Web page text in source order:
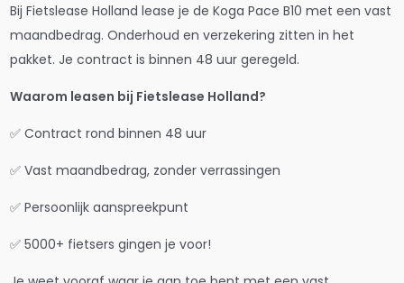
Bij Fietslease Holland lease je de Koga Pace B10 met een vast
maandbedrag. Onderhoud en verzekering zitten in het
pakket. Je contract is binnen 48 uur geregeld.
Waarom leasen bij Fietslease Holland?
✅ Contract rond binnen 48 uur
✅ Vast maandbedrag, zonder verrassingen
✅ Persoonlijk aanspreekpunt
✅ 5000+ fietsers gingen je voor!